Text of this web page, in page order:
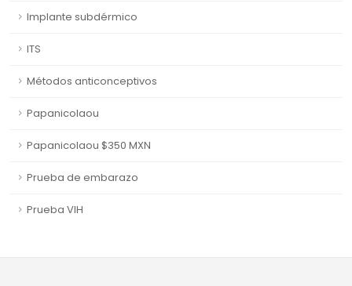
Implante subdérmico
ITS
Métodos anticonceptivos
Papanicolaou
Papanicolaou $350 MXN
Prueba de embarazo
Prueba VIH